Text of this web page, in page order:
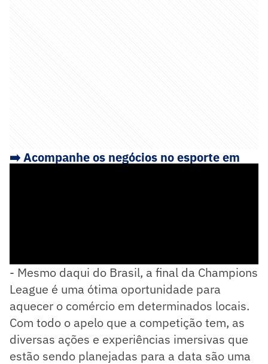
➡️Acompanhe os negócios no esporte em
- Mesmo daqui do Brasil, a final da Champions
League é uma ótima oportunidade para
aquecer o comércio em determinados locais.
Com todo o apelo que a competição tem, as
diversas ações e experiências imersivas que
estão sendo planejadas para a data são uma